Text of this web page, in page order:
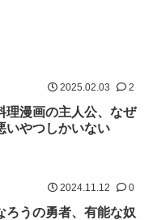
2025.02.03 2
理漫画の主人公、なぜ
いやつしかいない
2024.11.12 0
ろうの勇者、有能な奴